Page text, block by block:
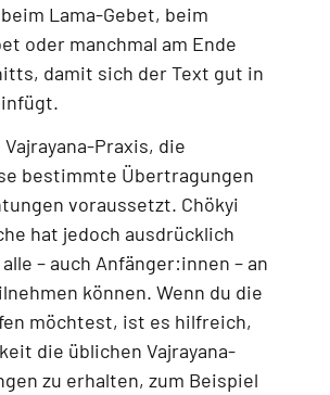
Lama-Gebet, beim
oder manchmal am Ende
, damit sich der Text gut in
Vajrayana-Praxis, die
bestimmte Übertragungen
voraussetzt. Chökyi
hat jedoch ausdrücklich
– auch Anfänger:innen – an
können. Wenn du die
möchtest, ist es hilfreich,
die üblichen Vajrayana-
zu erhalten, zum Beispiel